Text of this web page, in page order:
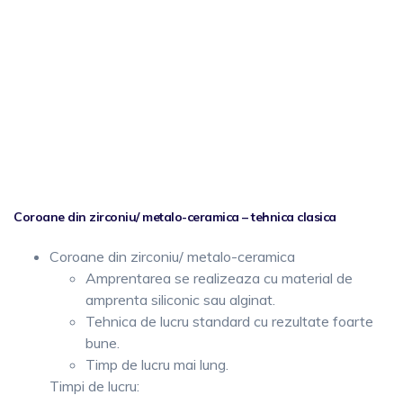
Coroane din zirconiu/ metalo-ceramica – tehnica clasica
Coroane din zirconiu/ metalo-ceramica
Amprentarea se realizeaza cu material de
amprenta siliconic sau alginat.
Tehnica de lucru standard cu rezultate foarte
bune.
Timp de lucru mai lung.
Timpi de lucru: